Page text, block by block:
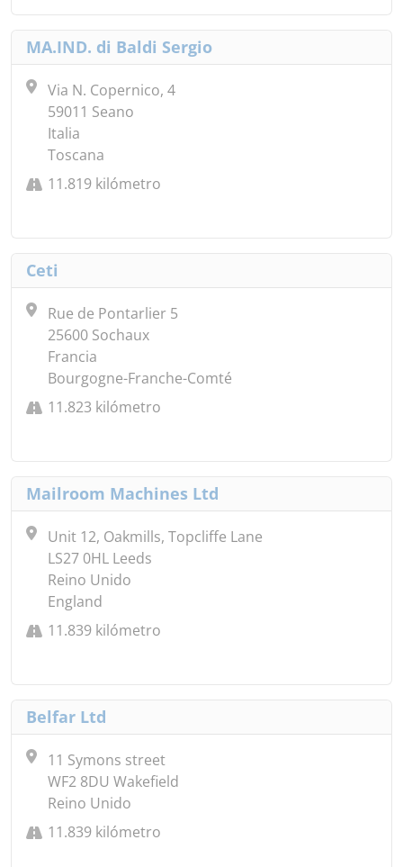
MA.IND. di Baldi Sergio
Via N. Copernico, 4
59011 Seano
Italia
Toscana
11.819 kilómetro
Ceti
Rue de Pontarlier 5
25600 Sochaux
Francia
Bourgogne-Franche-Comté
11.823 kilómetro
Mailroom Machines Ltd
Unit 12, Oakmills, Topcliffe Lane
LS27 0HL Leeds
Reino Unido
England
11.839 kilómetro
Belfar Ltd
11 Symons street
WF2 8DU Wakefield
Reino Unido
11.839 kilómetro